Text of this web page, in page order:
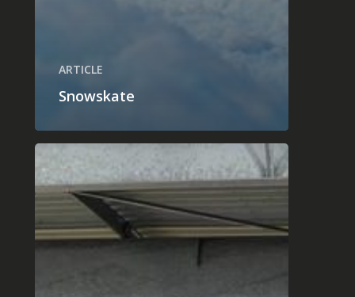
ARTICLE
Snowskate